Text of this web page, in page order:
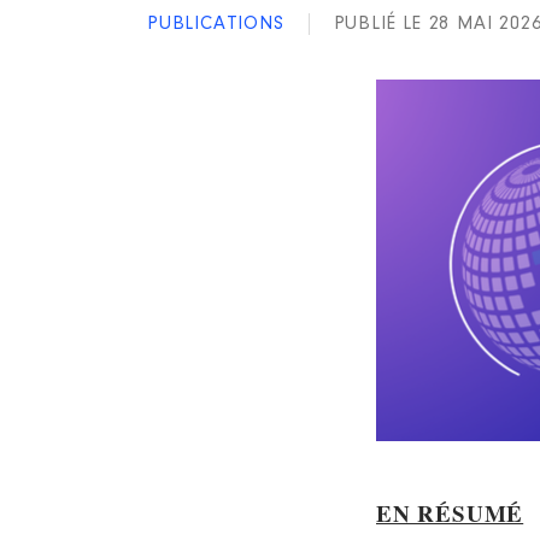
PUBLICATIONS PUBLIÉ LE 28 MAI
EN RÉSUMÉ